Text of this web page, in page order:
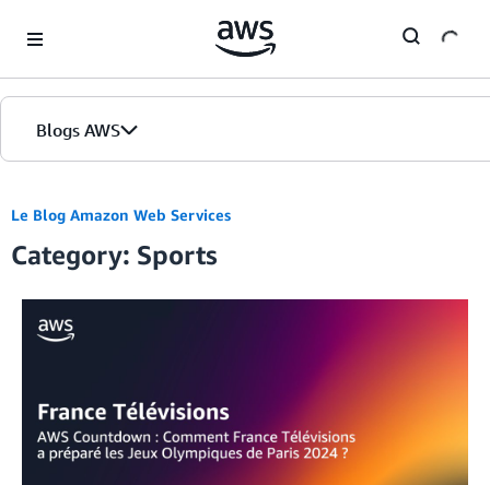
Blogs AWS
Accueil
Éditions
Le Blog Amazon Web Services
Category: Sports